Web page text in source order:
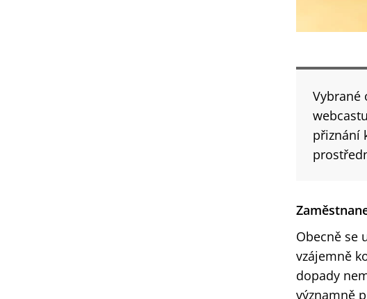
Vybrané
přiznání
Obecně se
vzájemně
dopady
významně